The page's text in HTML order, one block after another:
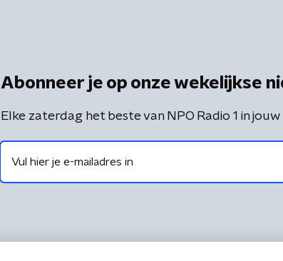
Abonneer je op onze wekelijkse
Elke zaterdag het beste van NPO Radio 1 in